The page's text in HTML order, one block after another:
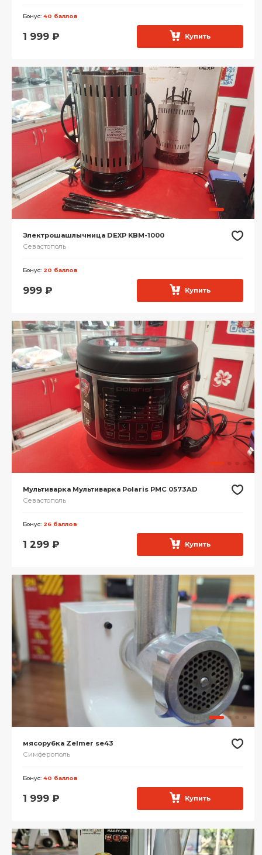
Бонус: 40 баллов
1 999 ₽ Купить
Электрошашлычница DEXP KBM-1000
Севастополь
Бонус: 20 баллов
999 ₽ Купить
Мультиварка Мультиварка Polaris PMC 0573AD
Севастополь
Бонус: 26 баллов
1 299 ₽ Купить
мясорубка Zelmer se43
Симферополь
Бонус: 40 баллов
1 999 ₽ Купить